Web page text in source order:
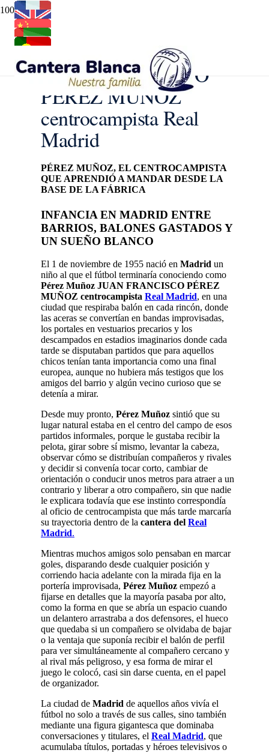
JUAN FRANCISCO
PÉREZ MUÑOZ
centrocampista Real
Madrid
PÉREZ MUÑOZ, EL CENTROCAMPISTA
QUE APRENDIÓ A MANDAR DESDE LA
BASE DE LA FÁBRICA
INFANCIA EN MADRID ENTRE
BARRIOS, BALONES GASTADOS Y
UN SUEÑO BLANCO
El 1 de noviembre de 1955 nació en Madrid un
niño al que el fútbol terminaría conociendo como
Pérez Muñoz JUAN FRANCISCO PÉREZ
MUÑOZ centrocampista Real Madrid, en una
ciudad que respiraba balón en cada rincón, donde
las aceras se convertían en bandas improvisadas,
los portales en vestuarios precarios y los
descampados en estadios imaginarios donde cada
tarde se disputaban partidos que para aquellos
chicos tenían tanta importancia como una final
europea, aunque no hubiera más testigos que los
amigos del barrio y algún vecino curioso que se
detenía a mirar.
Desde muy pronto, Pérez Muñoz sintió que su
lugar natural estaba en el centro del campo de esos
partidos informales, porque le gustaba recibir la
pelota, girar sobre sí mismo, levantar la cabeza,
observar cómo se distribuían compañeros y rivales
y decidir si convenía tocar corto, cambiar de
orientación o conducir unos metros para atraer a un
contrario y liberar a otro compañero, sin que nadie
le explicara todavía que ese instinto correspondía
al oficio de centrocampista que más tarde marcaría
su trayectoria dentro de la cantera del Real
Madrid.
Mientras muchos amigos solo pensaban en marcar
goles, disparando desde cualquier posición y
corriendo hacia adelante con la mirada fija en la
portería improvisada, Pérez Muñoz empezó a
fijarse en detalles que la mayoría pasaba por alto,
como la forma en que se abría un espacio cuando
un delantero arrastraba a dos defensores, el hueco
que quedaba si un compañero se olvidaba de bajar
o la ventaja que suponía recibir el balón de perfil
para ver simultáneamente al compañero cercano y
al rival más peligroso, y esa forma de mirar el
juego le colocó, casi sin darse cuenta, en el papel
de organizador.
La ciudad de Madrid de aquellos años vivía el
fútbol no solo a través de sus calles, sino también
mediante una figura gigantesca que dominaba
conversaciones y titulares, el Real Madrid, que
acumulaba títulos, portadas y héroes televisivos o